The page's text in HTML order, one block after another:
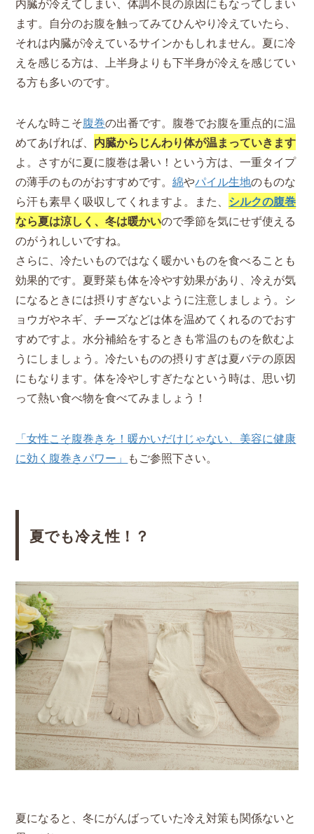
ます。自分のお腹を触ってみてひんやり冷えていたら、
それは内臓が冷えているサインかもしれません。夏に冷
えを感じる方は、上半身よりも下半身が冷えを感じてい
る方も多いのです。
そんな時こそ腹巻の出番です。腹巻でお腹を重点的に温
めてあげれば、 内臓からじんわり体が温まっていきます
よ。さすがに夏に腹巻は暑い！という方は、一重タイプ
の薄手のものがおすすめです。綿やパイル生地のものな
ら汗も素早く吸収してくれますよ。また、 シルクの腹巻
なら夏は涼しく、冬は暖かいので季節を気にせず使える
のがうれしいですね。
さらに、冷たいものではなく暖かいものを食べることも
効果的です。夏野菜も体を冷やす効果があり、冷えが気
になるときには摂りすぎないように注意しましょう。シ
ョウガやネギ、チーズなどは体を温めてくれるのでおす
すめですよ。水分補給をするときも常温のものを飲むよ
うにしましょう。冷たいものの摂りすぎは夏バテの原因
にもなります。体を冷やしすぎたなという時は、思い切
って熱い食べ物を食べてみましょう！
「女性こそ腹巻きを！暖かいだけじゃない、美容に健康
に効く腹巻きパワー」 もご参照下さい。
夏でも冷え性！？
夏になると、冬にがんばっていた冷え対策も関係ないと